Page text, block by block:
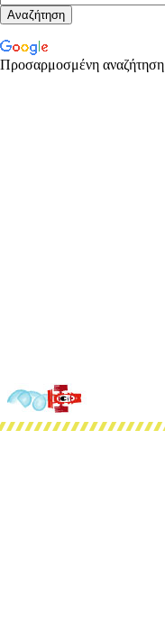
Προσαρμοσμένη αναζήτηση